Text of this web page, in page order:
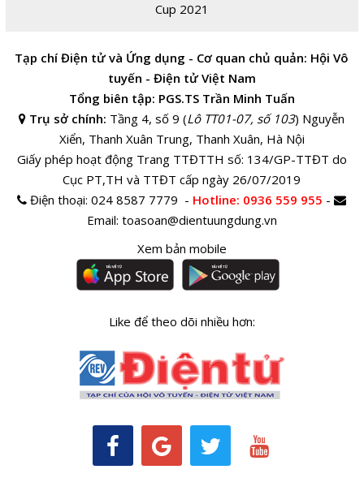
Cup 2021
Tạp chí Điện tử và Ứng dụng - Cơ quan chủ quản: Hội Vô
tuyến - Điện tử Việt Nam
Tổng biên tập: PGS.TS Trần Minh Tuấn
Trụ sở chính: Tầng 4, số 9 (Lô TT01-07, số 103) Nguyễn
Xiển, Thanh Xuân Trung, Thanh Xuân, Hà Nội
Giấy phép hoạt động Trang TTĐTTH số: 134/GP-TTĐT do
Cục PT,TH và TTĐT cấp ngày 26/07/2019
Điện thoại:024 8587 7779 - Hotline: 0936 559 955 -
Email: toasoan@dientuungdung.vn
Xem bản mobile
Like để theo dõi nhiều hơn: